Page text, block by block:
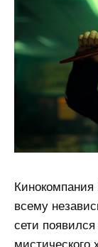
всему
сети